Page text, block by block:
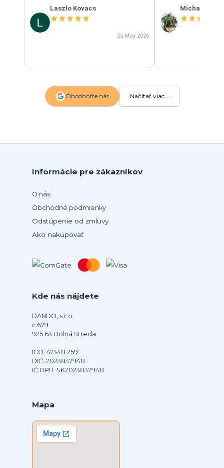
Laszlo Kovacs
★★★★★
25 May 2026
Michal Szabo
★★★
Ohodnoťte nás Načítať viac...
Informácie pre zákazníkov
O nás
Obchodné podmienky
Odstúpenie od zmluvy
Ako nakupovať
Kde nás nájdete
DANDO, s.r.o.
č.679
925 63 Dolná Streda
IČO: 47348 259
DIČ: 2023837948
IČ DPH: SK2023837948
Mapa